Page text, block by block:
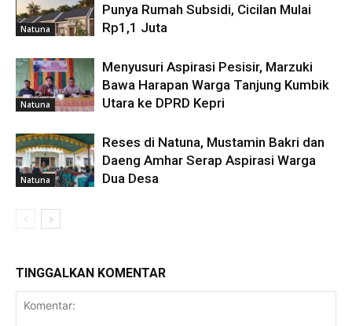
Natuna
Punya Rumah Subsidi, Cicilan Mulai
Rp1,1 Juta
Natuna
Menyusuri Aspirasi Pesisir, Marzuki
Bawa Harapan Warga Tanjung Kumbik
Utara ke DPRD Kepri
Natuna
Reses di Natuna, Mustamin Bakri dan
Daeng Amhar Serap Aspirasi Warga
Dua Desa
TINGGALKAN KOMENTAR